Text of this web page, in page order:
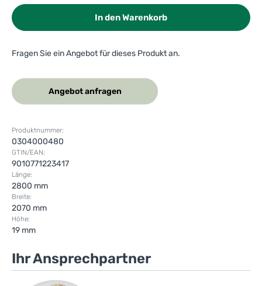
In den Warenkorb
Fragen Sie ein Angebot für dieses Produkt an.
Angebot anfragen
Produktnummer:
0304000480
GTIN/EAN:
9010771223417
Länge:
2800 mm
Breite:
2070 mm
Höhe:
19 mm
Ihr Ansprechpartner